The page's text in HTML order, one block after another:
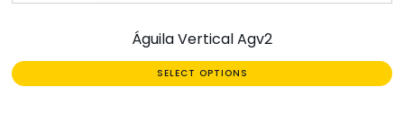
Águila Vertical Agv2
SELECT OPTIONS